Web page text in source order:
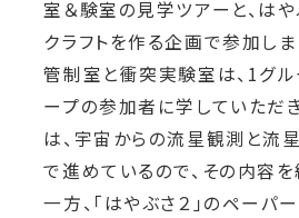
室＆験室の見学ツアーと、はや
クラフトを作る企画で参加しま
管制室と衝突実験室は、1グ
ープの参加者に学していただ
は、宇宙からの流星観測と流
で進めているので、その内容を
一方、「はやぶさ２」のペーパ